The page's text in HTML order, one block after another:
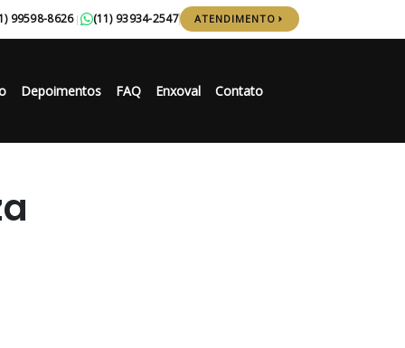
99598-8626| (11) 93934-2547 ATENDIMENTO
Depoimentos FAQ Enxoval Contato